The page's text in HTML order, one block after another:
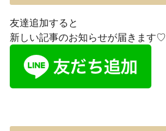
友達追加すると
新しい記事のお知らせが届きます♡